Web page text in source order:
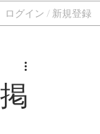
ログイン / 新規登録